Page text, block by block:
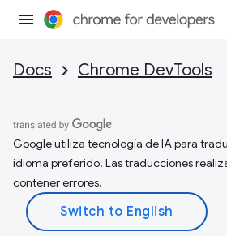
Docs Chrome DevTools
Google utiliza tecnología de IA para
idioma preferido. Las traducciones
contener errores.